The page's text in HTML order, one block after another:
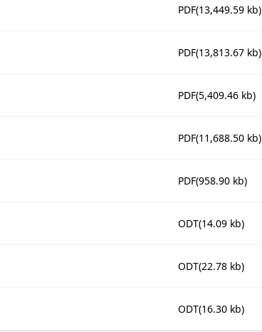
PDF(13,449.59 kb)
PDF(13,813.67 kb)
PDF(5,409.46 kb)
PDF(11,688.50 kb)
PDF(958.90 kb)
ODT(14.09 kb)
ODT(22.78 kb)
ODT(16.30 kb)